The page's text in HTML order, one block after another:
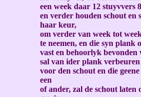
een week daar 12 stuyvvers
en verder houden schout en
haar keur,
om verder van week tot
te neemen, en die syn plank
vast en behoorlyk bevonden
sal van ider plank verbeuren
voor den schout en die
een
of ander, zal de schout laten